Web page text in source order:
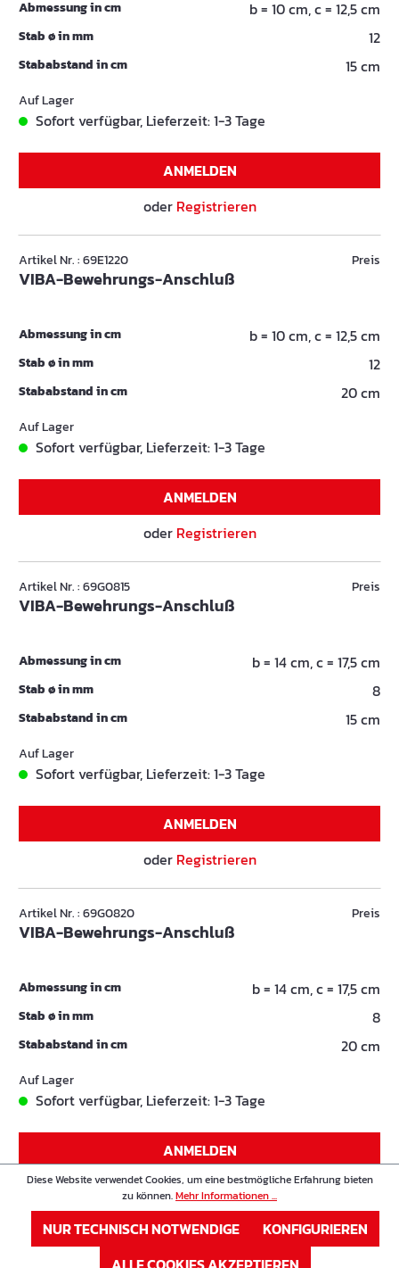
Abmessung in cm b = 10 cm, c = 12,5 cm
Stab ø in mm 12
Stababstand in cm 15 cm
Auf Lager
Sofort verfügbar, Lieferzeit: 1-3 Tage
ANMELDEN
oder Registrieren
Artikel Nr. : 69E1220
VIBA-Bewehrungs-Anschluß
Preis
Abmessung in cm b = 10 cm, c = 12,5 cm
Stab ø in mm 12
Stababstand in cm 20 cm
Auf Lager
Sofort verfügbar, Lieferzeit: 1-3 Tage
ANMELDEN
oder Registrieren
Artikel Nr. : 69G0815
VIBA-Bewehrungs-Anschluß
Preis
Abmessung in cm b = 14 cm, c = 17,5 cm
Stab ø in mm 8
Stababstand in cm 15 cm
Auf Lager
Sofort verfügbar, Lieferzeit: 1-3 Tage
ANMELDEN
oder Registrieren
Artikel Nr. : 69G0820
VIBA-Bewehrungs-Anschluß
Preis
Abmessung in cm b = 14 cm, c = 17,5 cm
Stab ø in mm 8
Stababstand in cm 20 cm
Auf Lager
Sofort verfügbar, Lieferzeit: 1-3 Tage
ANMELDEN
oderRegistrieren
Artikel Nr. : 69G1015
VIBA-Bewehrungs-Anschluß
Preis
Diese Website verwendet Cookies, um eine bestmögliche Erfahrung bieten
zu können.Mehr Informationen ...
NUR TECHNISCH NOTWENDIGE
KONFIGURIEREN